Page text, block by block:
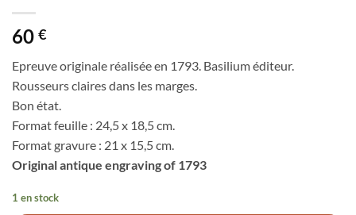
60 €
Epreuve originale réalisée en 1793. Basilium éditeur.
Rousseurs claires dans les marges.
Bon état.
Format feuille : 24,5 x 18,5 cm.
Format gravure : 21 x 15,5 cm.
Original antique engraving of 1793
1 en stock